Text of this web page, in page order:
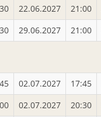
22.06.2027 21:00
29.06.2027 21:00
02.07.2027 17:45
02.07.2027 20:30